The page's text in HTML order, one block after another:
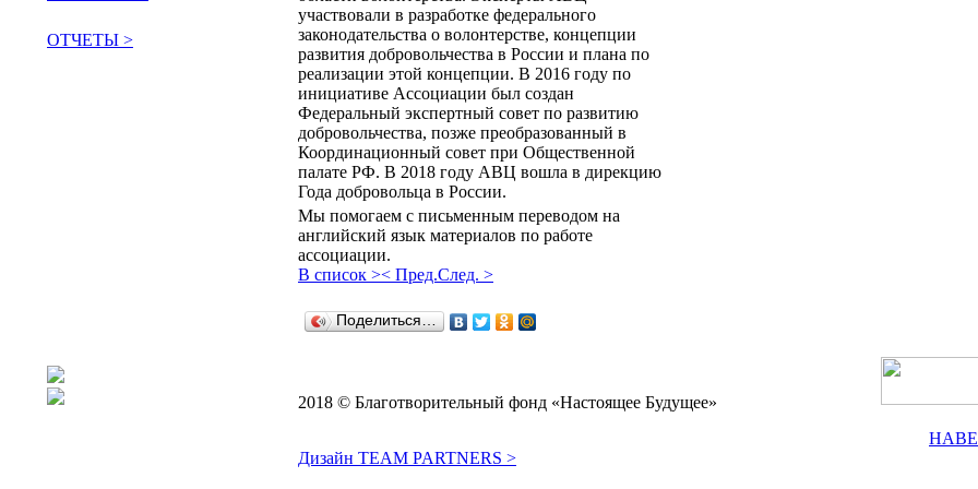
ОТЧЕТЫ >
участвовали в разработке федерального
законодательства о волонтерстве, концепции
развития добровольчества в России и плана по
реализации этой концепции. В 2016 году по
инициативе Ассоциации был создан
Федеральный экспертный совет по развитию
добровольчества, позже преобразованный в
Координационный совет при Общественной
палате РФ. В 2018 году АВЦ вошла в дирекцию
Года добровольца в России.
Мы помогаем с письменным переводом на
английский язык материалов по работе
ассоциации.
В список >< Пред.След. >
Поделиться…
2018 © Благотворительный фонд «Настоящее Будущее»
Дизайн TEAM PARTNERS >